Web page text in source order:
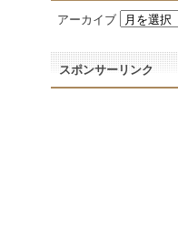
アーカイブ
スポンサーリンク